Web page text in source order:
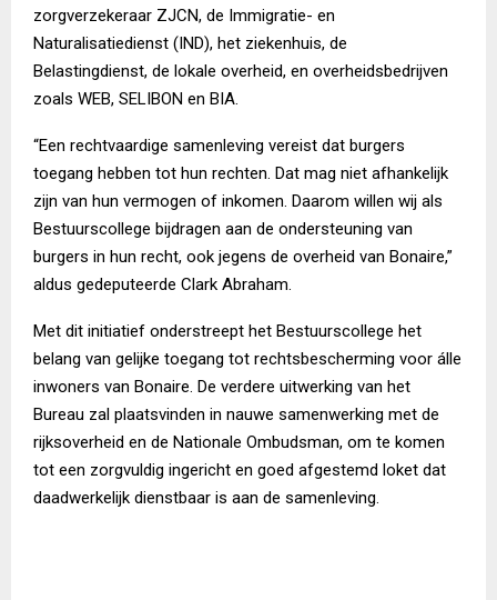
zorgverzekeraar ZJCN, de Immigratie- en
Naturalisatiedienst (IND), het ziekenhuis, de
Belastingdienst, de lokale overheid, en overheidsbedrijven
zoals WEB, SELIBON en BIA.
“Een rechtvaardige samenleving vereist dat burgers
toegang hebben tot hun rechten. Dat mag niet afhankelijk
zijn van hun vermogen of inkomen. Daarom willen wij als
Bestuurscollege bijdragen aan de ondersteuning van
burgers in hun recht, ook jegens de overheid van Bonaire,”
aldus gedeputeerde Clark Abraham.
Met dit initiatief onderstreept het Bestuurscollege het
belang van gelijke toegang tot rechtsbescherming voor álle
inwoners van Bonaire. De verdere uitwerking van het
Bureau zal plaatsvinden in nauwe samenwerking met de
rijksoverheid en de Nationale Ombudsman, om te komen
tot een zorgvuldig ingericht en goed afgestemd loket dat
daadwerkelijk dienstbaar is aan de samenleving.